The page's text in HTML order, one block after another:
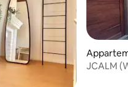
JCALM